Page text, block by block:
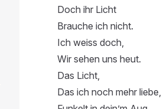
Doch ihr Licht
Brauche ich nicht.
Ich weiss doch,
Wir sehen uns heut.
Das Licht,
Das ich noch mehr liebe,